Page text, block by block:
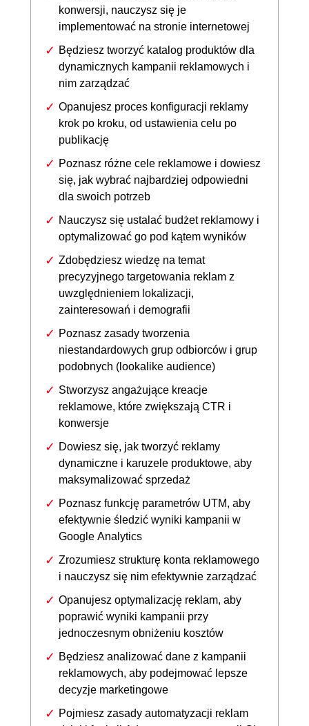
konwersji, nauczysz się je
implementować na stronie internetowej
Będziesz tworzyć katalog produktów dla
dynamicznych kampanii reklamowych i
nim zarządzać
Opanujesz proces konfiguracji reklamy
krok po kroku, od ustawienia celu po
publikację
Poznasz różne cele reklamowe i dowiesz
się, jak wybrać najbardziej odpowiedni
dla swoich potrzeb
Nauczysz się ustalać budżet reklamowy i
optymalizować go pod kątem wyników
Zdobędziesz wiedzę na temat
precyzyjnego targetowania reklam z
uwzględnieniem lokalizacji,
zainteresowań i demografii
Poznasz zasady tworzenia
niestandardowych grup odbiorców i grup
podobnych (lookalike audience)
Stworzysz angażujące kreacje
reklamowe, które zwiększają CTR i
konwersje
Dowiesz się, jak tworzyć reklamy
dynamiczne i karuzele produktowe, aby
maksymalizować sprzedaż
Poznasz funkcję parametrów UTM, aby
efektywnie śledzić wyniki kampanii w
Google Analytics
Zrozumiesz strukturę konta reklamowego
i nauczysz się nim efektywnie zarządzać
Opanujesz optymalizację reklam, aby
poprawić wyniki kampanii przy
jednoczesnym obniżeniu kosztów
Będziesz analizować dane z kampanii
reklamowych, aby podejmować lepsze
decyzje marketingowe
Pojmiesz zasady automatyzacji reklam